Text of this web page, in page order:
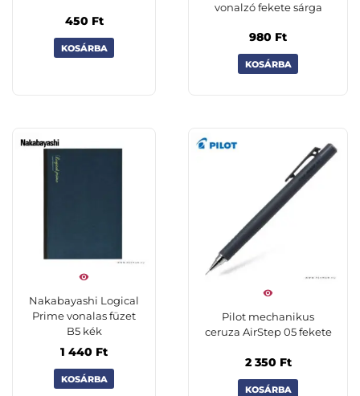
450 Ft
KOSÁRBA
vonalzó fekete sárga
980 Ft
KOSÁRBA
Nakabayashi Logical
Prime vonalas füzet
B5 kék
1 440 Ft
KOSÁRBA
Pilot mechanikus
ceruza AirStep 05 fekete
2 350 Ft
KOSÁRBA